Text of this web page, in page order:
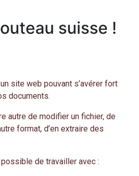
suisse !
site web pouvant s’avérer fort
documents.
autre de modifier un fichier, de
format, d’en extraire des
de travailler avec :